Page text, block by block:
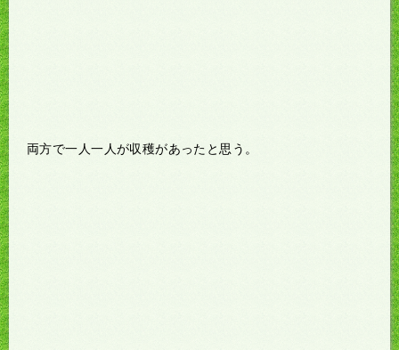
両方で一人一人が収穫があったと思う。